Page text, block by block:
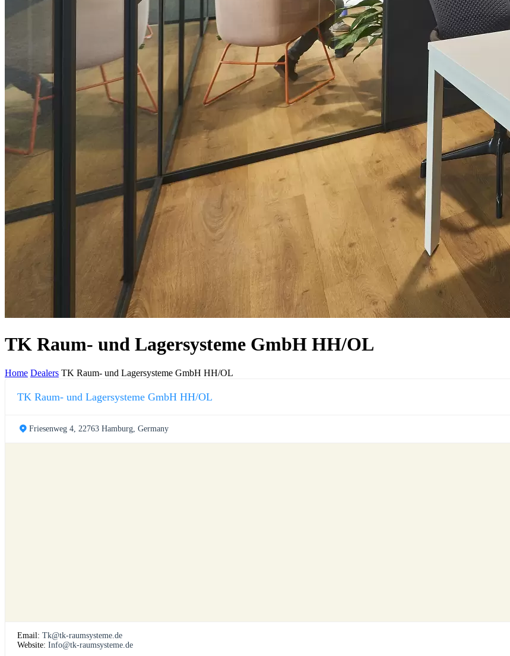
TK Raum- und Lagersysteme GmbH HH/OL
Home Dealers TK Raum- und Lagersysteme GmbH HH/OL
TK Raum- und Lagersysteme GmbH HH/OL
Friesenweg 4, 22763 Hamburg, Germany
Email: Tk@tk-raumsysteme.de
Website: Info@tk-raumsysteme.de